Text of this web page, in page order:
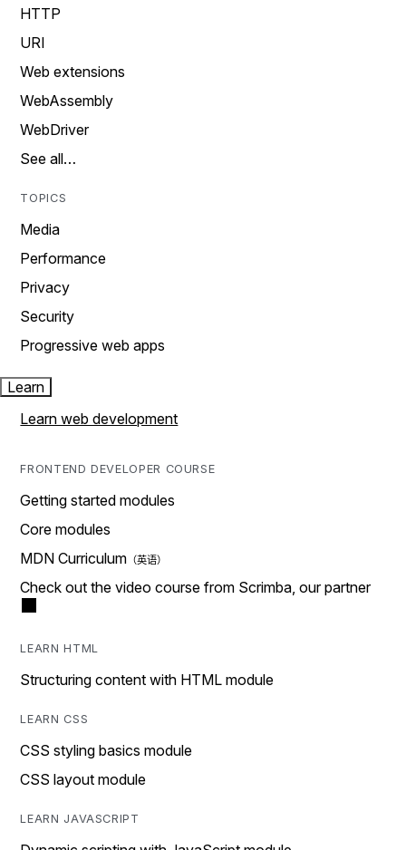
HTTP
URI
Web extensions
WebAssembly
WebDriver
See all…
TOPICS
Media
Performance
Privacy
Security
Progressive web apps
Learn
Learn web development
FRONTEND DEVELOPER COURSE
Getting started modules
Core modules
MDN Curriculum
Check out the video course from Scrimba, our partner
LEARN HTML
Structuring content with HTML module
LEARN CSS
CSS styling basics module
CSS layout module
LEARN JAVASCRIPT